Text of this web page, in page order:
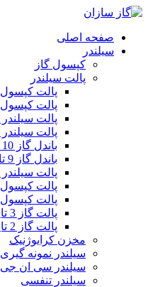
صفحه اصلی
سیلندر
کپسول گاز
پالت سیلندر
پالت کپسول 36 تایی
پالت کپسول 24 تایی
پالت سیلندر 16 تایی
پالت سیلندر 12 تایی
باندل گاز 10 تایی
باندل گاز 9 تایی
پالت سیلندر 8 تایی
پالت کپسول 6 تایی
پالت کپسول 4 تایی
پالت گاز 3 تایی
پالت گاز 2 تایی
مخزن کرایوژنیک
سیلندر نمونه گیری
سیلندر سی ان جی
سیلندر تنفسی